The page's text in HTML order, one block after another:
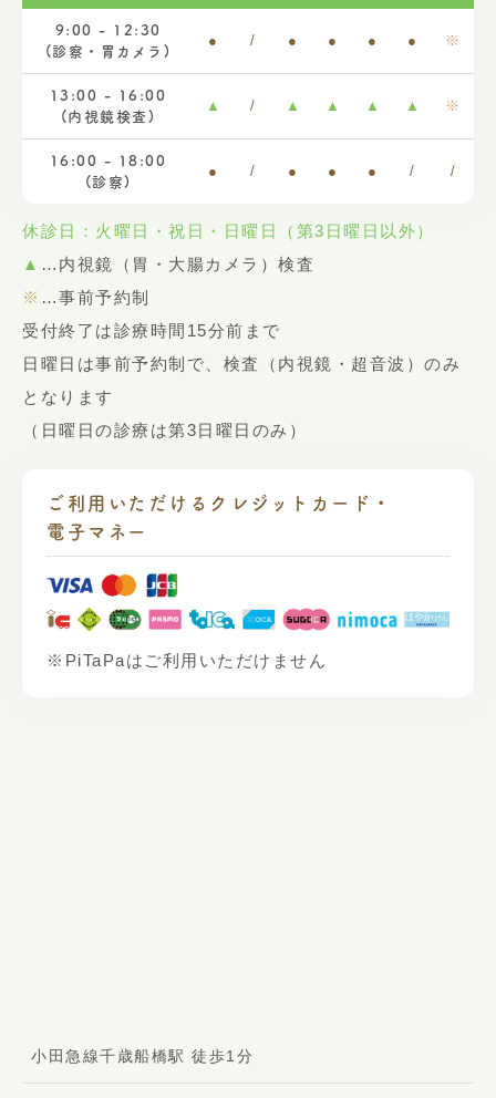
9:00 - 12:30
(診察・胃カメラ)
● / ● ● ● ● ※
13:00 - 16:00
(内視鏡検査)
▲ / ▲ ▲ ▲ ▲ ※
16:00 - 18:00
(診察)
● / ● ● ● / /
休診日：火曜日・祝日・日曜日（第3日曜日以外）
▲ …内視鏡（胃・大腸カメラ）検査
※ …事前予約制
受付終了は診療時間15分前まで
日曜日は事前予約制で、検査（内視鏡・超音波）のみ
となります
（日曜日の診療は第3日曜日のみ）
ご利用いただけるクレジットカード・
電子マネー
※PiTaPaはご利用いただけません
小田急線千歳船橋駅 徒歩1分